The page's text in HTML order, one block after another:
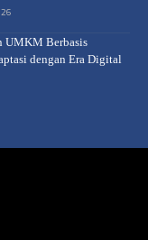
UMKM Berbasis
dengan Era Digital